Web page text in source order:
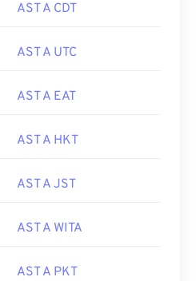
AST A CDT
AST A UTC
AST A EAT
AST A HKT
AST A JST
AST A WITA
AST A PKT